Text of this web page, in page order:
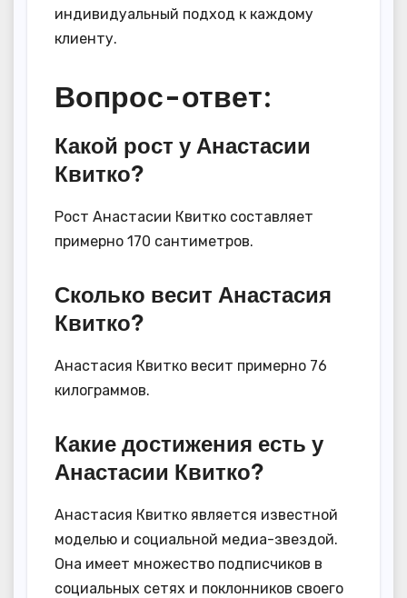
индивидуальный подход к каждому
клиенту.
Вопрос-ответ:
Какой рост у Анастасии
Квитко?
Рост Анастасии Квитко составляет
примерно 170 сантиметров.
Сколько весит Анастасия
Квитко?
Анастасия Квитко весит примерно 76
килограммов.
Какие достижения есть у
Анастасии Квитко?
Анастасия Квитко является известной
моделью и социальной медиа-звездой.
Она имеет множество подписчиков в
социальных сетях и поклонников своего